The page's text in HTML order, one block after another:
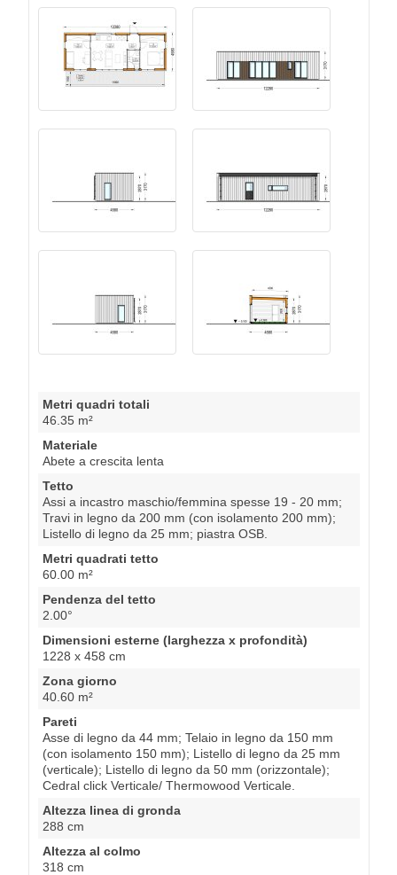
Metri quadri totali
46.35 m²
Materiale
Abete a crescita lenta
Tetto
Assi a incastro maschio/femmina spesse 19 - 20 mm;
Travi in legno da 200 mm (con isolamento 200 mm);
Listello di legno da 25 mm; piastra OSB.
Metri quadrati tetto
60.00 m²
Pendenza del tetto
2.00°
Dimensioni esterne (larghezza x profondità)
1228 x 458 cm
Zona giorno
40.60 m²
Pareti
Asse di legno da 44 mm; Telaio in legno da 150 mm
(con isolamento 150 mm); Listello di legno da 25 mm
(verticale); Listello di legno da 50 mm (orizzontale);
Cedral click Verticale/ Thermowood Verticale.
Altezza linea di gronda
288 cm
Altezza al colmo
318 cm